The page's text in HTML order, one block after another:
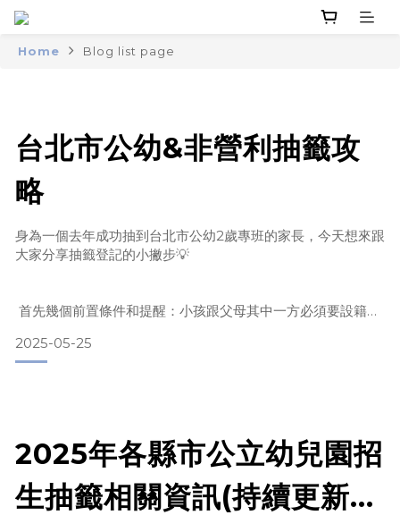
Home Blog list page
台北市公幼&非營利抽籤攻
略
身為一個去年成功抽到台北市公幼2歲專班的家長，今天想來跟
大家分享抽籤登記的小撇步💡
首先幾個前置條件和提醒：小孩跟父母其中一方必須要設籍台
都可以登記。公幼和非營利只能各登記一所。
裡或公司不會太遠的，可以稍微排個優先順序，然後打開你的
Excel或Google試算表，先把它們填上去。
打開招生e點通，裡面可以看到各幼兒園
2025-05-25
2025年各縣市公立幼兒園招
生抽籤相關資訊(持續更新